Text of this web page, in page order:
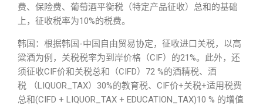
费、保险费、葡萄酒平衡税（特定产品征收）总和的基础
上，征收税率为10%的税费。
韩国：根据韩国-中国自由贸易协定，征收进口关税，以高
粱酒为例，关税税率为到岸价格（CIF）的21%。此外，还
须征收CIF价和关税总和（CIFD）72 %的酒精税、酒
税 （LIQUOR_TAX）30%的教育税、CIF价+关税+适用税费
总和(CIFD + LIQUOR_TAX + EDUCATION_TAX)10 % 的增值